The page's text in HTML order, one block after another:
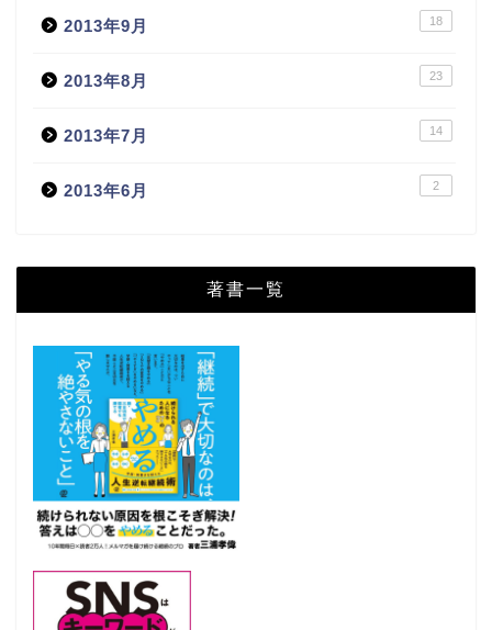
2013年9月 18
2013年8月 23
2013年7月 14
2013年6月 2
著書一覧